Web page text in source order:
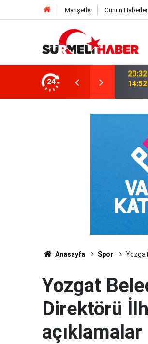
Manşetler Günün
24
okurlarıyla buluştu 14:52
Anasayfa Spor
Yozgat
Direktörü
açıklamalar